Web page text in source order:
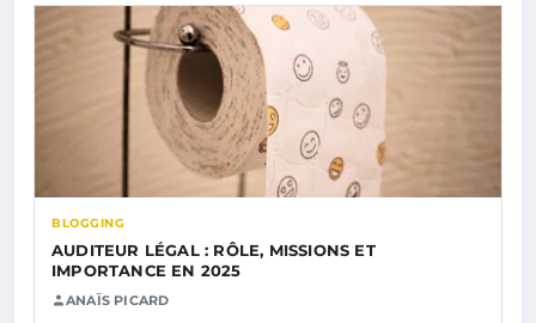
BLOGGING
AUDITEUR LÉGAL : RÔLE, MISSIONS ET
IMPORTANCE EN 2025
ANAÏS PICARD